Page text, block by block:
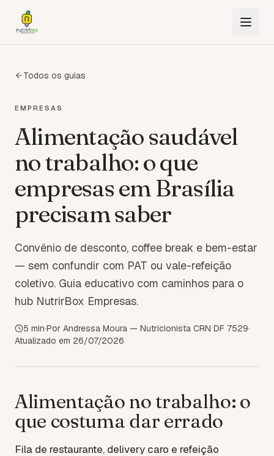
Todos os guias
EMPRESAS
Alimentação saudável
no trabalho: o que
empresas em Brasília
precisam saber
Convênio de desconto, coffee break e bem-estar
— sem confundir com PAT ou vale-refeição
coletivo. Guia educativo com caminhos para o
hub NutrirBox Empresas.
5 min·Por Andressa Moura — Nutricionista CRN DF 7529·
Atualizado em 26/07/2026
Alimentação no trabalho: o
que costuma dar errado
Fila de restaurante, delivery caro e refeição